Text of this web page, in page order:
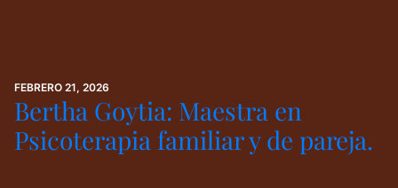
FEBRERO 21, 2026
Bertha Goytia: Maestra en
Psicoterapia familiar y de pareja.